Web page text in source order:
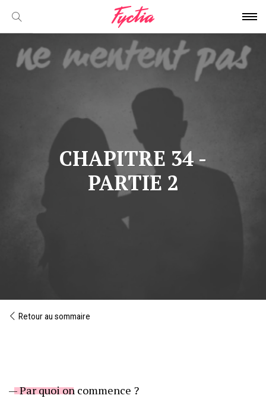
CHAPITRE 34 -
PARTIE 2
Retour au sommaire
— Par quoi on commence ?